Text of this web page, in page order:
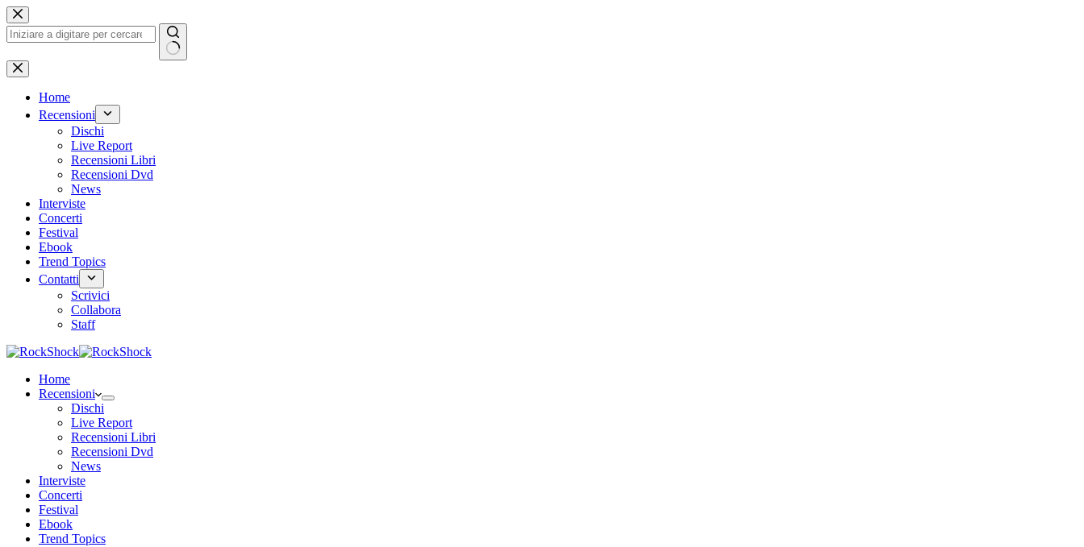
Salta
al
contenuto
Nessun
risultato
Home
Recensioni
Dischi
Live Report
Recensioni Libri
Recensioni Dvd
News
Interviste
Concerti
Festival
Ebook
Trend Topics
Contatti
Scrivici
Collabora
Staff
Home
Recensioni
Dischi
Live Report
Recensioni Libri
Recensioni Dvd
News
Interviste
Concerti
Festival
Ebook
Trend Topics